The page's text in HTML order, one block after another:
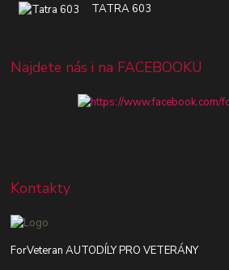
TATRA 603
Najdete nás i na FACEBOOKU
Kontakty
ForVeteran AUTODÍLY PRO VETERÁNY